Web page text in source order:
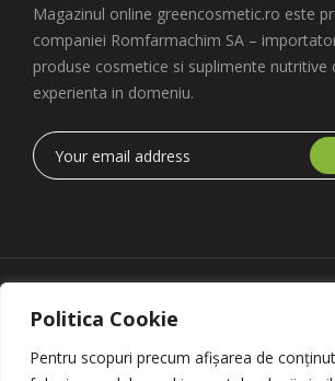
Politica Cookie
Pentru scopuri precum afișarea de
Magazinul online greencosmetic.ro este
companiei Romfarmachim SA –
produse cosmetice si suplimente nutritive
experienta in domeniu.